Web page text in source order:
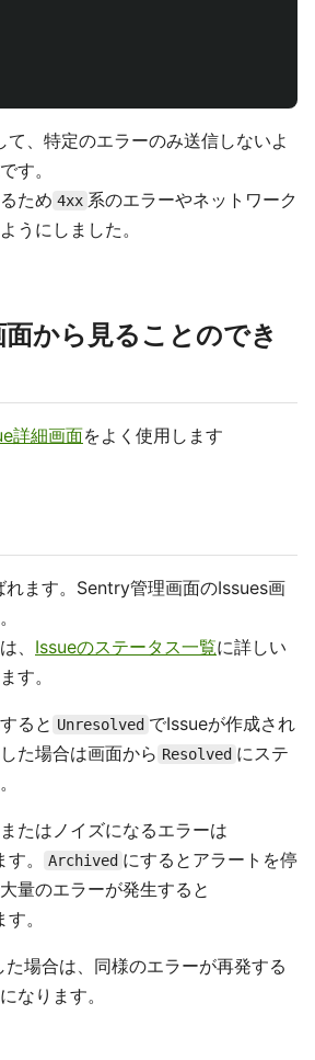
て、特定のエラーのみ送信しないよ
す。
ため 4xx 系のエラーやネットワーク
うにしました。
から見ることのでき
詳細画面をよく使用します
れます。Sentry管理画面のIssues画
、 Issueのステータス一覧に詳しい
す。
ると Unresolved でIssueが作成され
た場合は画面から Resolved にステ
たはノイズになるエラーは
。 Archived にするとアラートを停
量のエラーが発生すると
。
場合は、同様のエラーが再発する
なります。